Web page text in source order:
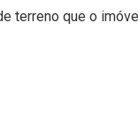
terreno que o